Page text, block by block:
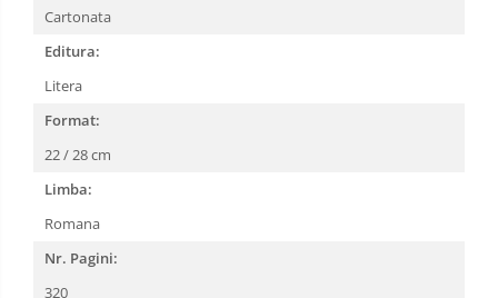
Cartonata
Editura:
Litera
Format:
22 / 28 cm
Limba:
Romana
Nr. Pagini:
320